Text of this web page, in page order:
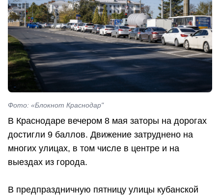
Фото: «Блокнот Краснодар"
В Краснодаре вечером 8 мая заторы на дорогах
достигли 9 баллов. Движение затруднено на
многих улицах, в том числе в центре и на
выездах из города.
В предпраздничную пятницу улицы кубанской